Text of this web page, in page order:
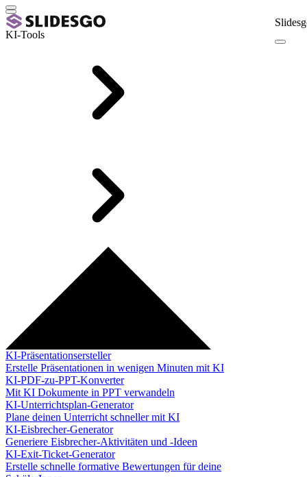
KI-Tools
KI-Präsentationsersteller
Erstelle Präsentationen in wenigen Minuten mit KI
KI-PDF-zu-PPT-Konverter
Mit KI Dokumente in PPT verwandeln
KI-Unterrichtsplan-Generator
Plane deinen Unterricht schneller mit KI
KI-Eisbrecher-Generator
Generiere Eisbrecher-Aktivitäten und -Ideen
KI-Exit-Ticket-Generator
Erstelle schnelle formative Bewertungen für deine